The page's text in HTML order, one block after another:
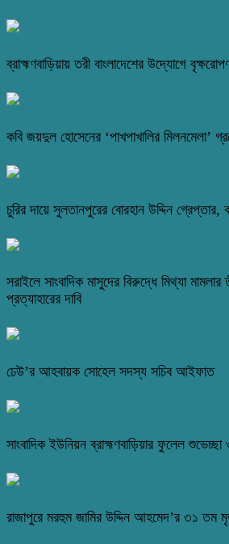
ব্রাহ্মণবাড়িয়ায় তরী বাংলাদেশের উদ্যোগে
কবি জয়দুল হোসেনের ‘পাখপাখালির মিলনমেলা’
চুরির দায়ে সুলতানপুরের বোরহান উদ্দিন গ্রেপ্তার,
সরাইলে সাংবাদিক মাসুদের বিরুদ্ধে মিথ্যা মামলার
প্রত্যাহারের দাবি
ঢেউ’র আহবায়ক সোহেল সদস্য সচিব আইফাত
সাংবাদিক ইউনিয়ন ব্রাহ্মণবাড়িয়ার ফুলেল
রাজাপুরে মরহুম জামির উদ্দিন আহমেদ’র ৩১ তম